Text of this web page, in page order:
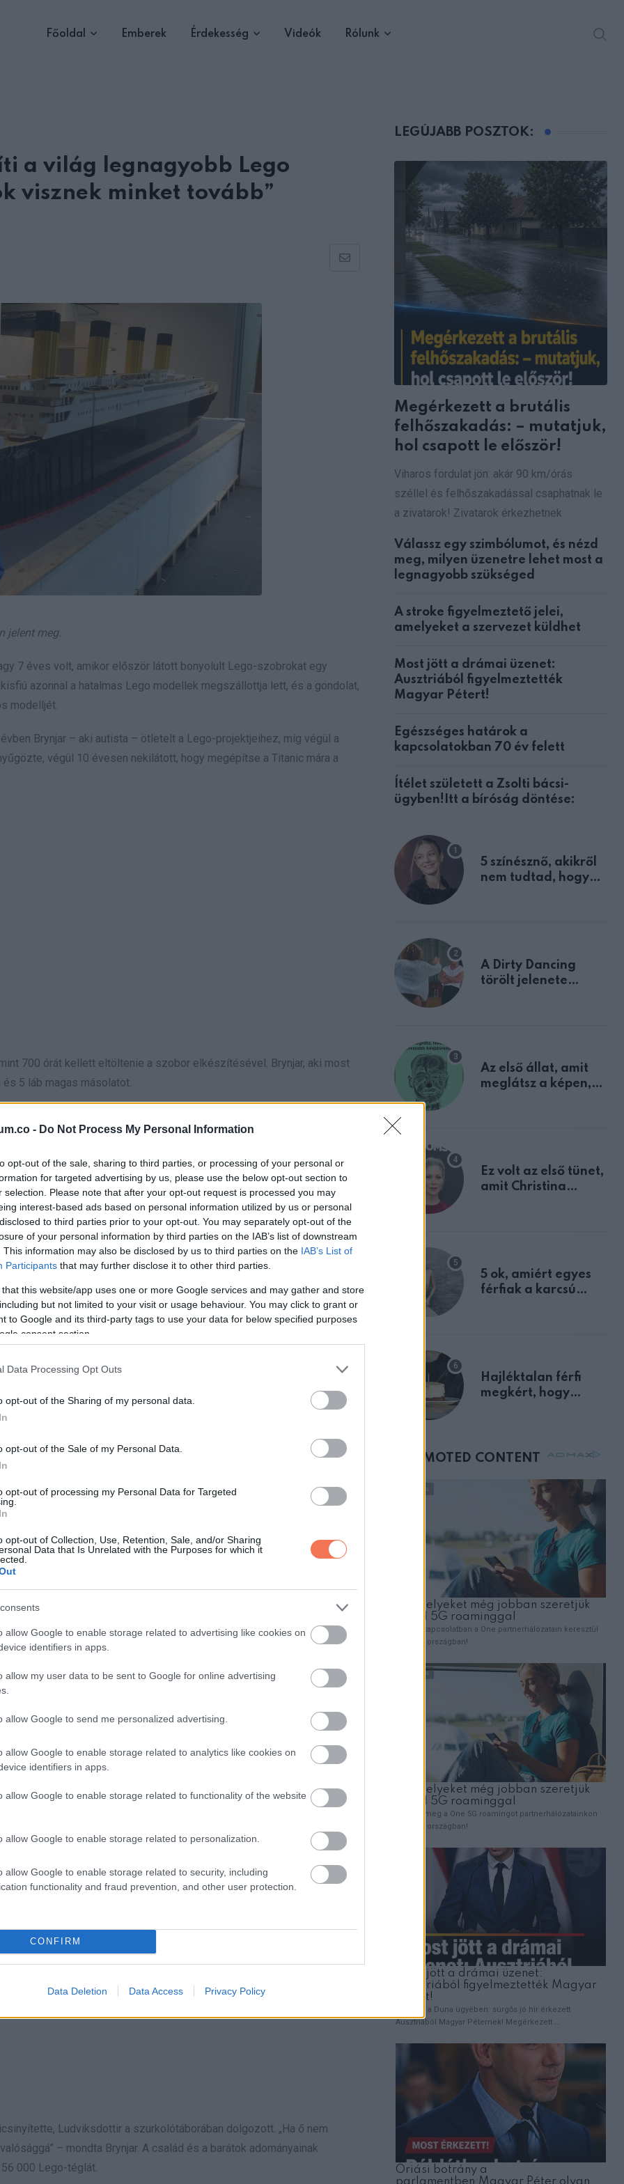
- Do Not Process My Personal Information
opt-out of the sale, sharing to third parties, or processing of your personal or
for targeted advertising by us, please use the below opt-out section to
selection. Please note that after your opt-out request is processed you may
interest-based ads based on personal information utilized by us or personal
to third parties prior to your opt-out. You may separately opt-out of the
of your personal information by third parties on the IAB’s list of downstream
This information may also be disclosed by us to third parties on the IAB’s List of
Participants that may further disclose it to other third parties.
that this website/app uses one or more Google services and may gather and store
but not limited to your visit or usage behaviour. You may click to grant or
to Google and its third-party tags to use your data for below specified purposes
consent section.
Data Processing Opt Outs
opt-out of the Sharing of my personal data.
opt-out of the Sale of my Personal Data.
opt-out of processing my Personal Data for Targeted
opt-out of Collection, Use, Retention, Sale, and/or Sharing
Data that Is Unrelated with the Purposes for which it
allow Google to enable storage related to advertising like cookies on
identifiers in apps.
allow my user data to be sent to Google for online advertising
allow Google to send me personalized advertising.
allow Google to enable storage related to analytics like cookies on
identifiers in apps.
allow Google to enable storage related to functionality of the website
allow Google to enable storage related to personalization.
allow Google to enable storage related to security, including
functionality and fraud prevention, and other user protection.
CONFIRM
Data Deletion Data Access Privacy Policy
Főoldal Emberek Érdekesség Videók Rólunk
a világ legnagyobb Lego
visznek minket tovább”
Share
jelent meg.
7 éves volt, amikor először látott bonyolult Lego-szobrokat egy
azonnal a hatalmas Lego modellek megszállottja lett, és a gondolat,
modelljét.
Brynjar – aki autista – ötletelt a Lego-projektjeihez, míg végül a
végül 10 évesen nekilátott, hogy megépítse a Titanic mára a
700 órát kellett eltöltenie a szobor elkészítésével. Brynjar, aki most
5 láb magas másolatot.
tartott a Tennessee állambeli Pigeon Forge-ban található
5 éves korában órákig játszott a legókkal. „Néha utasítások alapján
láttam a híres házak és repülőgépek, helyszínek és hajók csodálatos
hogy elkészítem a saját Lego-modellemet. Mire 10 éves lettem, már
Lego ember méretűre” – magyarázta Brynjar.
segítségével kitalálta, hogy hány apró játéktégla szükséges
Ludviksdottir a szurkolótáborában dolgozott. „Ha ő nem
– mondta Brynjar. A család és a barátok adományainak
000 Lego-téglát.
LEGÚJABB POSZTOK:
Megérkezett a brutális
felhőszakadás: – mutatjuk,
hol csapott le először!
Viharos fordulat jön: akár 90 km/órás
széllel és felhőszakadással csaphatnak le
a zivatarok! Zivatarok érkezhetnek
Válassz egy szimbólumot, és nézd
meg, milyen üzenetre lehet most a
legnagyobb szükséged
A stroke figyelmeztető jelei,
amelyeket a szervezet küldhet
Most jött a drámai üzenet:
Ausztriából figyelmeztették
Magyar Pétert!
Egészséges határok a
kapcsolatokban 70 év felett
Ítélet született a Zsolti bácsi-
ügyben!Itt a bíróság döntése:
5 színésznő, akikről
nem tudtad, hogy
A Dirty Dancing
törölt jelenete
Az első állat, amit
meglátsz a képen,
Ez volt az első tünet,
amit Christina
5 ok, amiért egyes
férfiak a karcsú
Hajléktalan férfi
megkért, hogy
mellettem ült az első